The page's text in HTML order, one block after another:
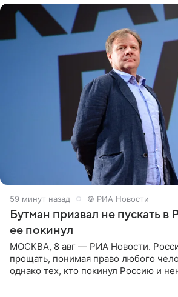
59 минут назад © РИА Новости
Бутман призвал не пускать в
ее покинул
МОСКВА, 8 авг — РИА Новости.
прощать, понимая право любого
однако тех, кто покинул Россию и